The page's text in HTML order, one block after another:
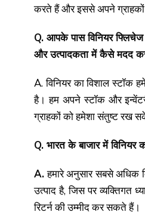
करते हैं और इससे अपने ग्राहकों
Q. आपके पास विनियर
और उत्पादकता में कैसे मदद
A. विनियर का विशाल
है। हम अपने स्टॉक और
ग्राहकों को हमेशा संतुष्ट रख
Q. भारत के बाजार में विनियर
A.हमारे अनुसार सबसे अधिक
उत्पाद है, जिस पर व्यक्तिगत
रिटर्न की उम्मीद कर सकते हैं।